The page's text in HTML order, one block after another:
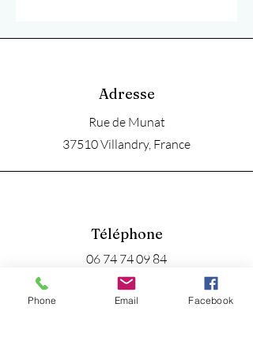
Adresse
Rue de Munat
37510 Villandry, France
Téléphone
06 74 74 09 84
Phone Email Facebook